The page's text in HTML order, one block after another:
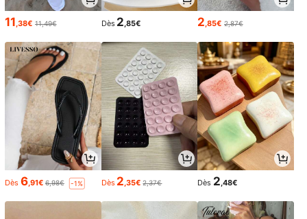
11 ,38€ 11,49€ Dès 2 ,85€ 2 ,85€ 2,87€
Dès 6,91€ 6,98€ -1% Dès 2,35€ 2,37€ Dès 2,48€